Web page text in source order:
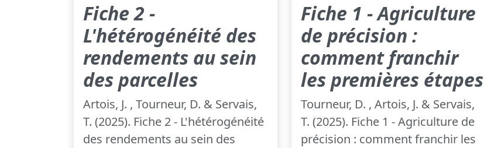
Fiche 2 -
L'hétérogénéité des
rendements au sein
des parcelles
Artois, J. , Tourneur, D. & Servais,
T. (2025). Fiche 2 - L'hétérogénéité
des rendements au sein des
Fiche 1 - Agriculture
de précision :
comment franchir
les premières étapes
Tourneur, D. , Artois, J. & Servais,
T. (2025). Fiche 1 - Agriculture de
précision : comment franchir les